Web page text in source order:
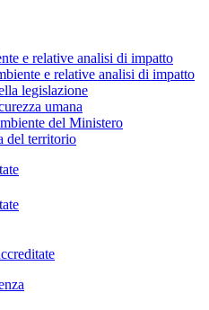
e relative analisi di impatto
e relative analisi di impatto
legislazione
umana
del Ministero
del territorio